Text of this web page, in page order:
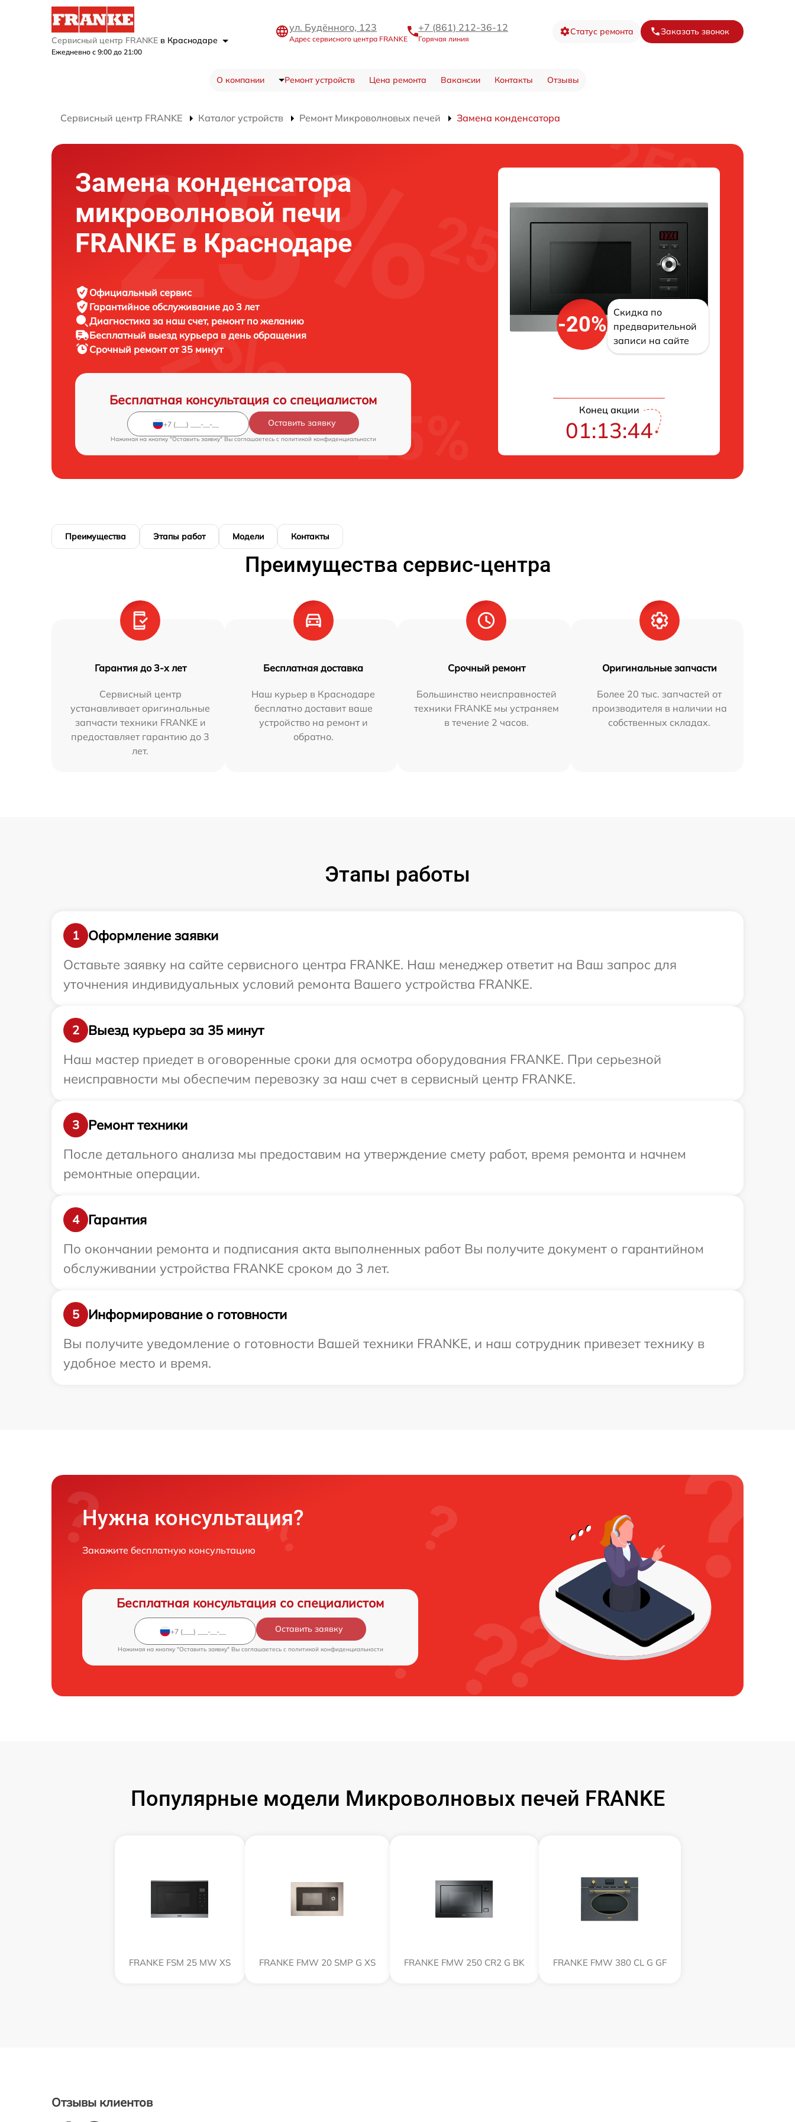
Сервисный центр FRANKE в Краснодаре
Ежедневно с 9:00 до 21:00
ул. Будённого, 123
Адрес сервисного центра FRANKE
+7 (861) 212-36-12
Горячая линия
Статус ремонта Заказать звонок
О компании Ремонт устройств Цена ремонта Вакансии Контакты Отзывы
Сервисный центр FRANKE Каталог устройств Ремонт Микроволновых печей Замена конденсатора
Замена конденсатора
микроволновой печи
FRANKE в Краснодаре
Официальный сервис
Гарантийное обслуживание до 3 лет
Диагностика за наш счет, ремонт по желанию
Бесплатный выезд курьера в день обращения
Срочный ремонтот 35 минут
Бесплатная консультация со специалистом
Оставить заявку
Нажимая на кнопку "Оставить заявку" Вы соглашаетесь c политикой конфиденциальности
-20%
Скидка по
предварительной
записи на сайте
Конец акции
01:13:43
Преимущества Этапы работ Модели Контакты
Преимущества сервис-центра
Гарантия до 3-х лет
Сервисный центр
устанавливает оригинальные
запчасти техники FRANKE и
предоставляет гарантию до 3
лет.
Бесплатная доставка
Наш курьер в Краснодаре
бесплатно доставит ваше
устройство на ремонт и
обратно.
Срочный ремонт
Большинство неисправностей
техники FRANKE мы устраняем
в течение 2 часов.
Оригинальные запчасти
Более 20 тыс. запчастей от
производителя в наличии на
собственных складах.
Этапы работы
1
Оформление заявки
Оставьте заявку на сайте сервисного центра FRANKE. Наш менеджер ответит на Ваш запрос для
уточнения индивидуальных условий ремонта Вашего устройства FRANKE.
2
Выезд курьера за 35 минут
Наш мастер приедет в оговоренные сроки для осмотра оборудования FRANKE. При серьезной
неисправности мы обеспечим перевозку за наш счет в сервисный центр FRANKE.
3
Ремонт техники
После детального анализа мы предоставим на утверждение смету работ, время ремонта и начнем
ремонтные операции.
4
Гарантия
По окончании ремонта и подписания акта выполненных работ Вы получите документ о гарантийном
обслуживании устройства FRANKE сроком до 3 лет.
5
Информирование о готовности
Вы получите уведомление о готовности Вашей техники FRANKE, и наш сотрудник привезет технику в
удобное место и время.
Нужна консультация?
Закажите бесплатную консультацию
Бесплатная консультация со специалистом
Оставить заявку
Нажимая на кнопку "Оставить заявку" Вы соглашаетесь c политикой конфиденциальности
Популярные модели Микроволновых печей FRANKE
FRANKE FSM 25 MW XS FRANKE FMW 20 SMP G XS FRANKE FMW 250 CR2 G BK FRANKE FMW 380 CL G GF
Отзывы клиентов